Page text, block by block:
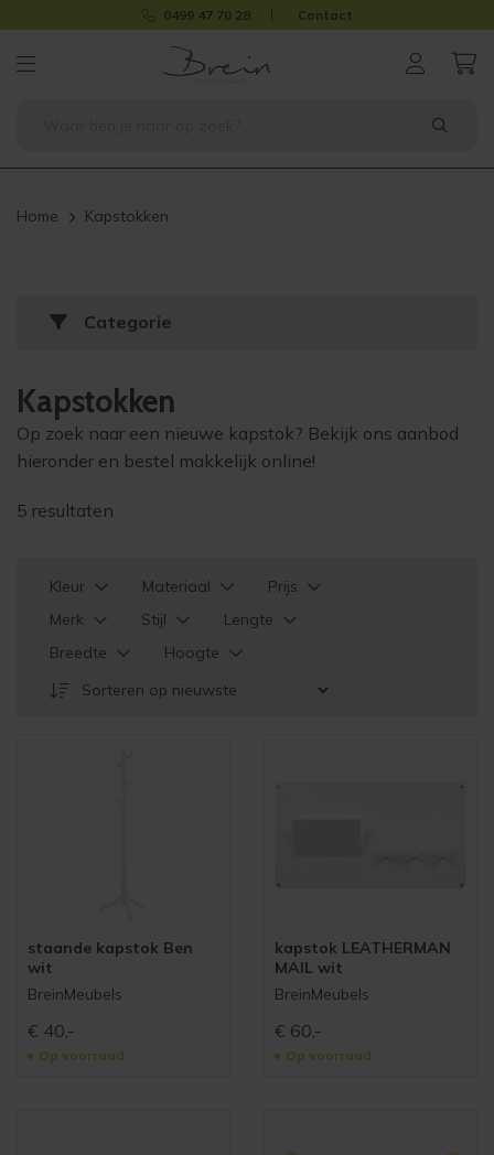
0499 47 70 28 Contact
Home Kapstokken
Categorie
Kapstokken
Op zoek naar een nieuwe kapstok? Bekijk ons aanbod
hieronder en bestel makkelijk online!
5 resultaten
Kleur Materiaal
Prijs
Merk
Stijl
Lengte
Breedte
Hoogte
staande kapstok Ben
wit
BreinMeubels
€ 40,-
Op voorraad
kapstok LEATHERMAN
MAIL wit
BreinMeubels
€ 60,-
Op voorraad